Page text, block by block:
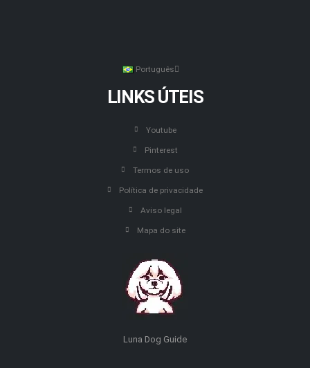
Português
LINKS ÚTEIS
Youtube
Pinterest
Termos de uso
Política de privacidade
Aviso legal
Mapa do site
Luna Dog Guide